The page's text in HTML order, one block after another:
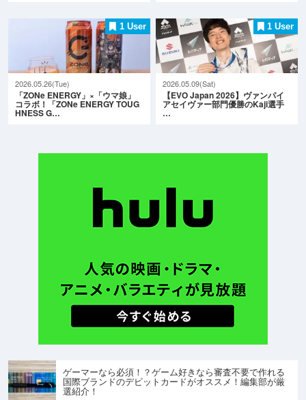
1 User
2026.05.26(Tue)
「ZONe ENERGY」×「ウマ娘」
コラボ！「ZONe ENERGY TOUG
HNESS G…
1 User
2026.05.09(Sat)
【EVO Japan 2026】ヴァンパイ
アセイヴァー部門優勝のKaji選手
…
ゲーマーなら必須！？ゲーム好きなら審査不要で作れる
国際ブランドのデビットカードがオススメ！編集部が厳
選紹介！